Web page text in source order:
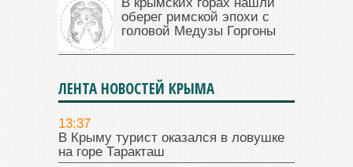
оберег римской эпохи с
головой Медузы Горгоны
ЛЕНТА НОВОСТЕЙ КРЫМА
13:37
В Крыму турист оказался в ловушке
на горе Таракташ